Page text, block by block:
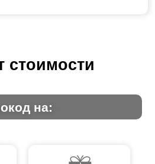
стоимости
на: